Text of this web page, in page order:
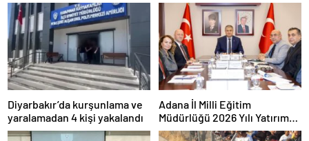
Diyarbakır’da kurşunlama ve
yaralamadan 4 kişi yakalandı
Adana İl Milli Eğitim
Müdürlüğü 2026 Yılı Yatırım
Programı değerlendirildi